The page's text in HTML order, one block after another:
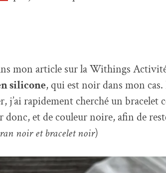
mon article sur la Withings
silicone, qui est noir dans mon
j’ai rapidement cherché un bracelet
et de couleur noire, afin de
noir et bracelet noir)